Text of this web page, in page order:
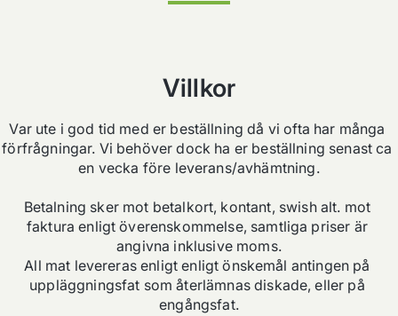
Villkor
Var ute i god tid med er beställning då vi ofta har många
förfrågningar. Vi behöver dock ha er beställning senast ca
en vecka före leverans/avhämtning.
Betalning sker mot betalkort, kontant, swish alt. mot
faktura enligt överenskommelse, samtliga priser är
angivna inklusive moms.
All mat levereras enligt enligt önskemål antingen på
uppläggningsfat som återlämnas diskade, eller på
engångsfat.